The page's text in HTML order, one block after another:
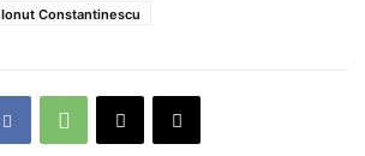
Ionut Constantinescu